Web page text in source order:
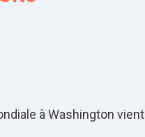
à Washington